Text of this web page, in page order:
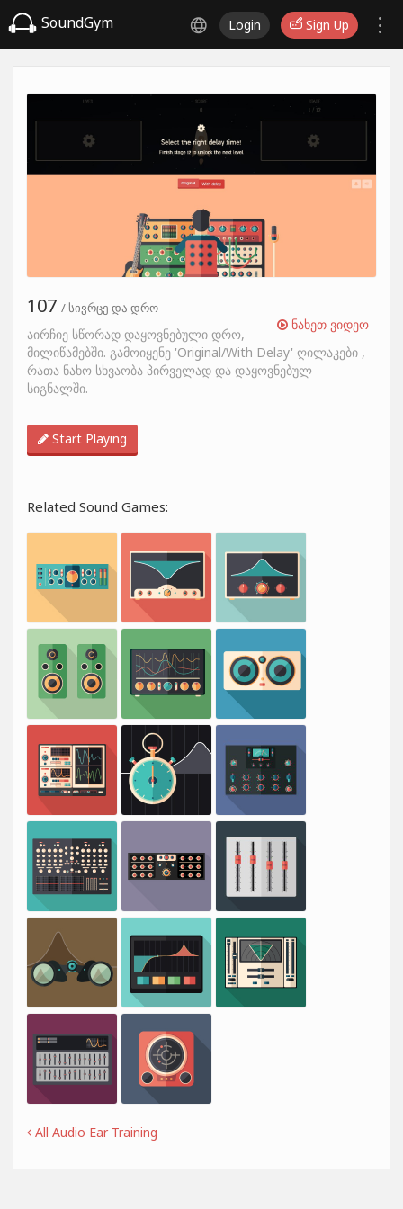
SoundGym Login Sign Up
ნახეთ ვიდეო
107 / სივრცე და დრო
აირჩიე სწორად დაყოვნებული დრო,
მილიწამებში. გამოიყენე 'Original/With Delay' ღილაკები ,
რათა ნახო სხვაობა პირველად და დაყოვნებულ
სიგნალში.
Start Playing
Related Sound Games:
All Audio Ear Training